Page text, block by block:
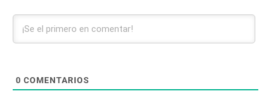
0 COMENTARIOS